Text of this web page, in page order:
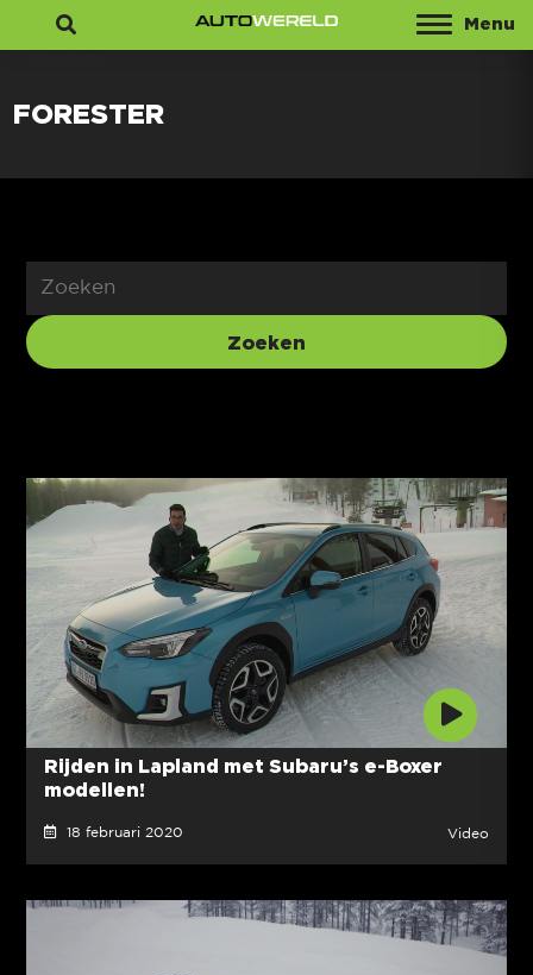
Menu
FORESTER
Rijden in Lapland met Subaru’s e-Boxer
modellen!
18 februari 2020 Video